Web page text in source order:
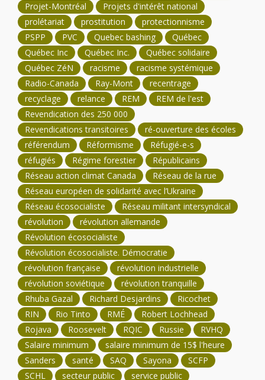
Projet-Montréal
Projets d'intérêt national
prolétariat
prostitution
protectionnisme
PSPP
PVC Quebec bashing
Québec
Québec Inc
Québec Inc.
Québec solidaire
Québec ZéN
racisme
racisme systémique
Radio-Canada
Ray-Mont
recentrage
recyclage
relance REM
REM de l'est
Revendication des 250 000
Revendications transitoires
ré-ouverture des écoles
référendum
Réformisme
Réfugié-e-s
réfugiés
Régime forestier
Républicains
Réseau action climat Canada
Réseau de la rue
Réseau européen de solidarité avec l’Ukraine
Réseau écosocialiste
Réseau militant intersyndical
révolution
révolution allemande
Révolution écosocialiste
Révolution écosocialiste. Démocratie
révolution française
révolution industrielle
révolution soviétique
révolution tranquille
Rhuba Gazal
Richard Desjardins
Ricochet
RIN
Rio Tinto RMÉ
Robert Lochhead
Rojava
Roosevelt RQIC Russie
RVHQ
Salaire minimum
salaire minimum de 15$ l'heure
Sanders
santé SAQ Sayona
SCFP
SCHL
secteur public service public